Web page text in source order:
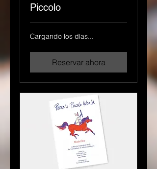
Piccolo
Cargando los días...
Reservar ahora